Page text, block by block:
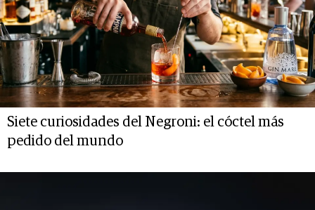
Siete curiosidades del Negroni: el cóctel más
pedido del mundo